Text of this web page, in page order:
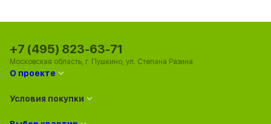
О проекте
Условия покупки
+7 (495) 823-63-71
Московская область, г. Пушкино, ул. Степана Разина